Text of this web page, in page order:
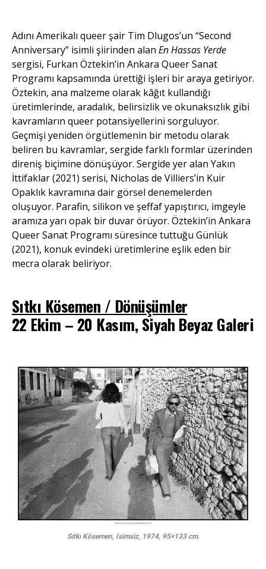
görünüm.
Naz Önen.
Adını Amerikalı queer şair Tim Dlugos’un “Second
Anniversary” isimli şiirinden alan En Hassas Yerde
sergisi, Furkan Öztekin’in Ankara Queer Sanat
Programı kapsamında ürettiği işleri bir araya getiriyor.
Öztekin, ana malzeme olarak kâğıt kullandığı
üretimlerinde, aradalık, belirsizlik ve okunaksızlık gibi
kavramların queer potansiyellerini sorguluyor.
Geçmişi yeniden örgütlemenin bir metodu olarak
beliren bu kavramlar, sergide farklı formlar üzerinden
direniş biçimine dönüşüyor. Sergide yer alan Yakın
İttifaklar (2021) serisi, Nicholas de Villiers’in Kuir
Opaklık kavramına dair görsel denemelerden
oluşuyor. Parafin, silikon ve şeffaf yapıştırıcı, imgeyle
aramıza yarı opak bir duvar örüyor. Öztekin’in Ankara
Queer Sanat Programı süresince tuttuğu Günlük
(2021), konuk evindeki üretimlerine eşlik eden bir
mecra olarak beliriyor.
Sıtkı Kösemen / Dönüşümler
22 Ekim – 20 Kasım, Siyah Beyaz Galeri
Sıtkı Kösemen, İsimsiz, 1974, 95×133 cm.